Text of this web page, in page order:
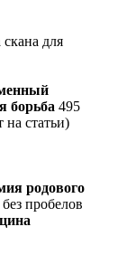
для
борьба 495
на статьи)
родового
пробелов